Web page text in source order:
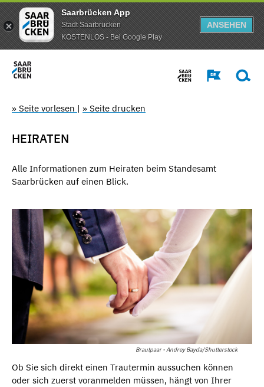
Saarbrücken App
Stadt Saarbrücken
KOSTENLOS - Bei Google Play
ANSEHEN
» Seite vorlesen | » Seite drucken
HEIRATEN
Alle Informationen zum Heiraten beim Standesamt
Saarbrücken auf einen Blick.
Brautpaar - Andrey Bayda/Shutterstock
Ob Sie sich direkt einen Trautermin aussuchen können
oder sich zuerst voranmelden müssen, hängt von Ihrer